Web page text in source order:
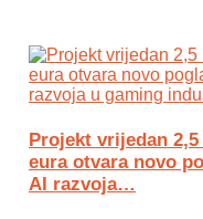
Projekt vrijedan
eura otvara novo
AI razvoja…